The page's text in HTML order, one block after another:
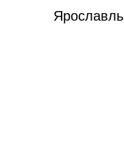
Ярославль